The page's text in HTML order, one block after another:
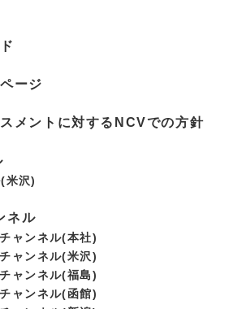
ージ
メントに対するNCVでの方針
米沢)
ネル
ャンネル(本社)
ャンネル(米沢)
ャンネル(福島)
ャンネル(函館)